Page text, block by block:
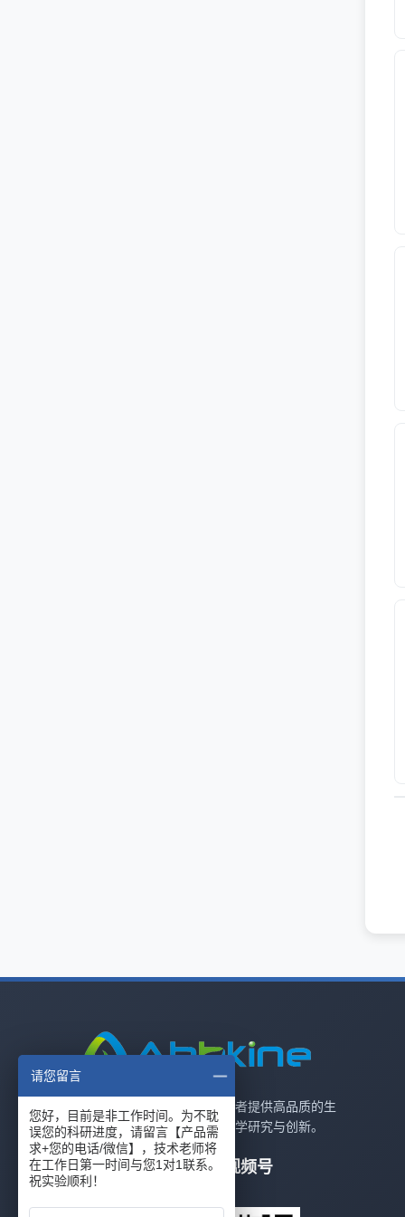
我们致力于为全球科研工作者提供高品质的生
物试剂和解决方案，助力科学研究与创新。
关注公众号 关注视频号
请您留言
您好，目前是非工作时间。为不耽
误您的科研进度，请留言【产品需
求+您的电话/微信】，技术老师将
在工作日第一时间与您1对1联系。
祝实验顺利！